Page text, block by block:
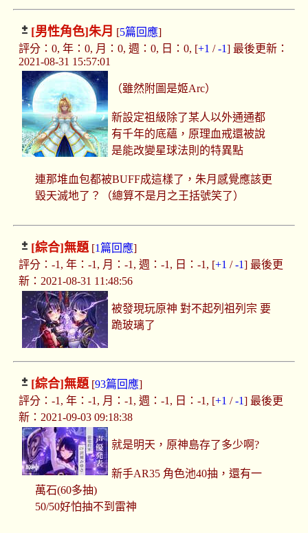
[男性角色]朱月 [5篇回應]
評分：0, 年：0, 月：0, 週：0, 日：0, [+1 /-1] 最後更新：
2021-08-31 15:57:01
（雖然附圖是姬Arc）
新設定祖級除了某人以外通通都
有千年的底蘊，原理血戒還被說
是能改變星球法則的特異點
連那堆血包都被BUFF成這樣了，朱月感覺應該更
毀天滅地了？（總算不是月之王括號笑了）
[綜合]無題[1篇回應]
評分：-1, 年：-1, 月：-1, 週：-1, 日：-1, [+1 /-1] 最後更
新：2021-08-31 11:48:56
被發現玩原神 對不起列祖列宗 要
跪玻璃了
[綜合]無題[93篇回應]
評分：-1, 年：-1, 月：-1, 週：-1, 日：-1, [+1 /-1] 最後更
新：2021-09-03 09:18:38
就是明天，原神島存了多少啊?
新手AR35 角色池40抽，還有一
萬石(60多抽)
50/50好怕抽不到雷神